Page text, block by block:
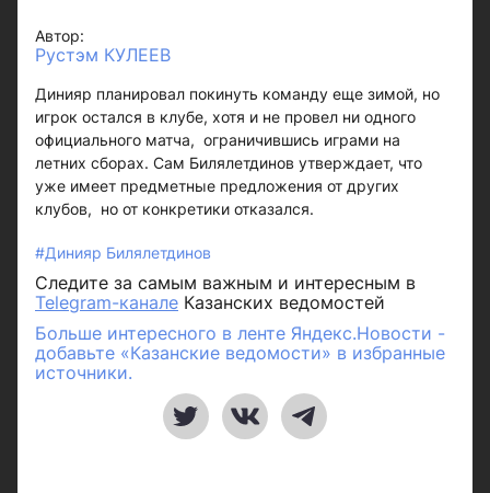
Автор:
Рустэм КУЛЕЕВ
Динияр планировал покинуть команду еще зимой, но
игрок остался в клубе, хотя и не провел ни одного
официального матча, ограничившись играми на
летних сборах. Сам Билялетдинов утверждает, что
уже имеет предметные предложения от других
клубов, но от конкретики отказался.
#Динияр Билялетдинов
Следите за самым важным и интересным в
Telegram-канале Казанских ведомостей
Больше интересного в ленте Яндекс.Новости -
добавьте «Казанские ведомости» в избранные
источники.